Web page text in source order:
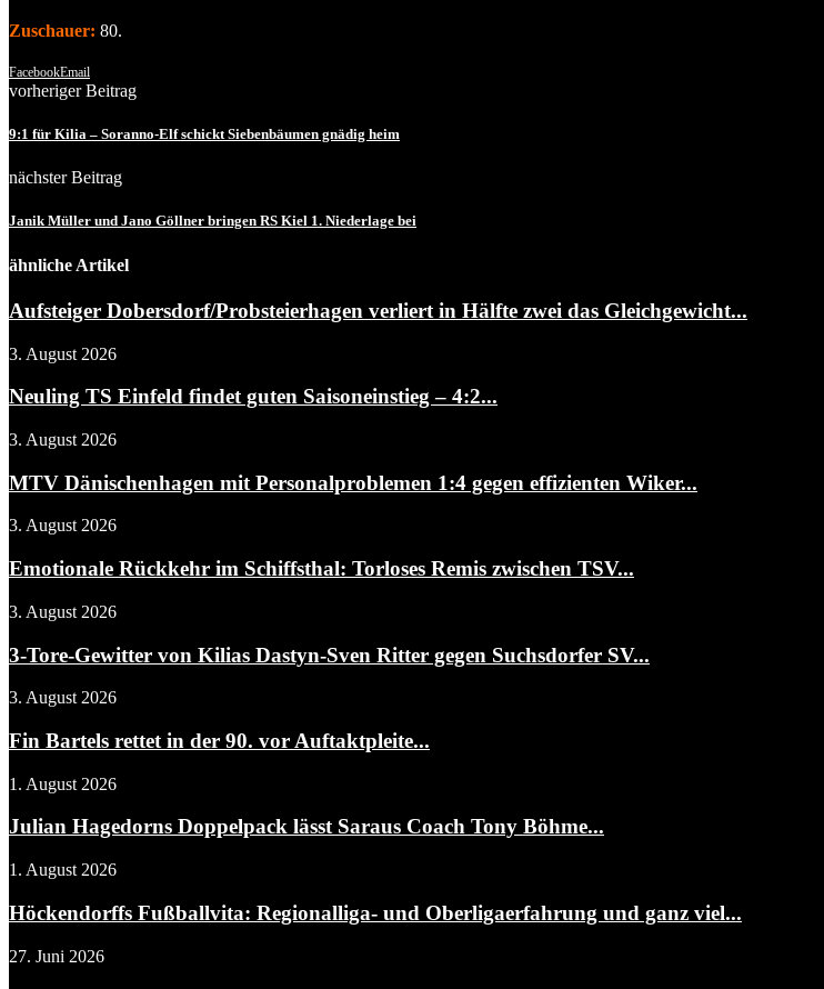
Zuschauer: 80.
FacebookEmail
vorheriger Beitrag
9:1 für Kilia – Soranno-Elf schickt Siebenbäumen gnädig heim
nächster Beitrag
Janik Müller und Jano Göllner bringen RS Kiel 1. Niederlage bei
ähnliche Artikel
Aufsteiger Dobersdorf/Probsteierhagen verliert in Hälfte zwei das Gleichgewicht...
3. August 2026
Neuling TS Einfeld findet guten Saisoneinstieg – 4:2...
3. August 2026
MTV Dänischenhagen mit Personalproblemen 1:4 gegen effizienten Wiker...
3. August 2026
Emotionale Rückkehr im Schiffsthal: Torloses Remis zwischen TSV...
3. August 2026
3-Tore-Gewitter von Kilias Dastyn-Sven Ritter gegen Suchsdorfer SV...
3. August 2026
Fin Bartels rettet in der 90. vor Auftaktpleite...
1. August 2026
Julian Hagedorns Doppelpack lässt Saraus Coach Tony Böhme...
1. August 2026
Höckendorffs Fußballvita: Regionalliga- und Oberligaerfahrung und ganz viel...
27. Juni 2026